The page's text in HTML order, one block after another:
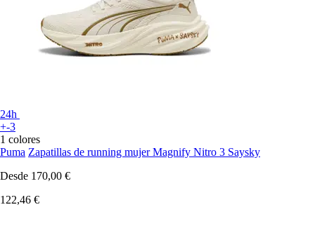
24h
+-3
1 colores
Puma Zapatillas de running mujer Magnify Nitro 3 Saysky
Desde 170,00 €
122,46 €